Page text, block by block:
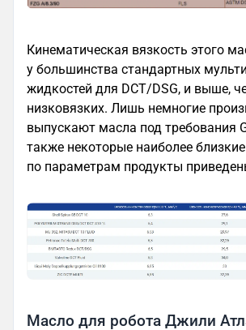
Кинематическая вязкость этого
у большинства стандартных
жидкостей для DCT/DSG, и выше,
низковязких. Лишь немногие
выпускают масла под требования
также некоторые наиболее
по параметрам продукты
Масло для робота Джили